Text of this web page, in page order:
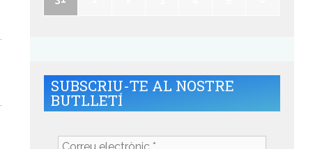
SUBSCRIU-TE AL NOSTRE
BUTLLETÍ
Correu